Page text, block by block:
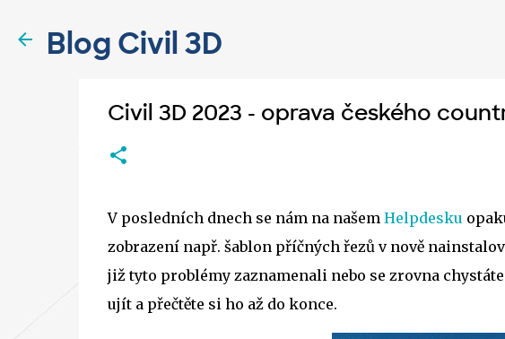
Blog Civil 3D
Civil 3D 2023 - oprava českého
V posledních dnech se nám na našem Helpdesku
zobrazení např. šablon příčných řezů v nově
již tyto problémy zaznamenali nebo se zrovna
ujít a přečtěte si ho až do konce.